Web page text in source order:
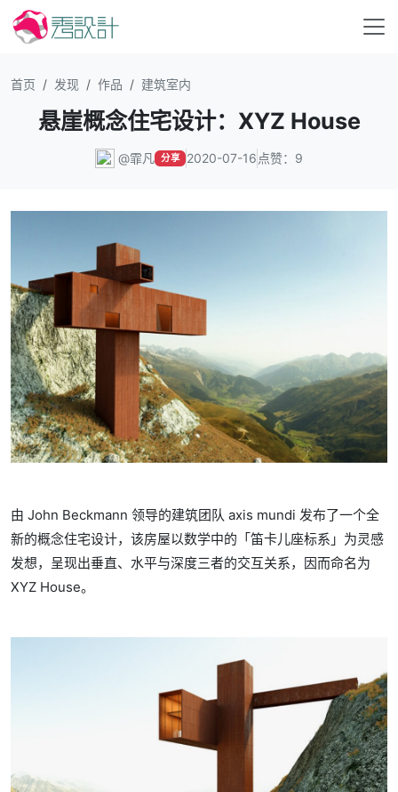
首页 发现 作品 建筑室内
悬崖概念住宅设计：XYZ House
@霏凡 分享 2020-07-16 点赞：9
由 John Beckmann 领导的建筑团队 axis mundi 发布了一个全
新的概念住宅设计，该房屋以数学中的「笛卡儿座标系」为灵感
发想，呈现出垂直、水平与深度三者的交互关系，因而命名为
XYZ House。